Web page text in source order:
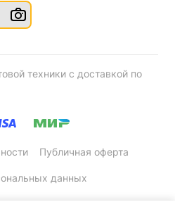
техники с доставкой по
Публичная оферта
данных